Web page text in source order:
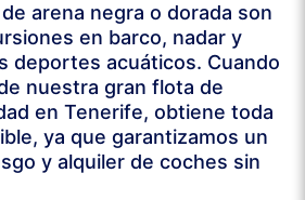
arena negra o dorada son
en barco, nadar y
deportes acuáticos. Cuando
nuestra gran flota de
en Tenerife, obtiene toda
ya que garantizamos un
y alquiler de coches sin